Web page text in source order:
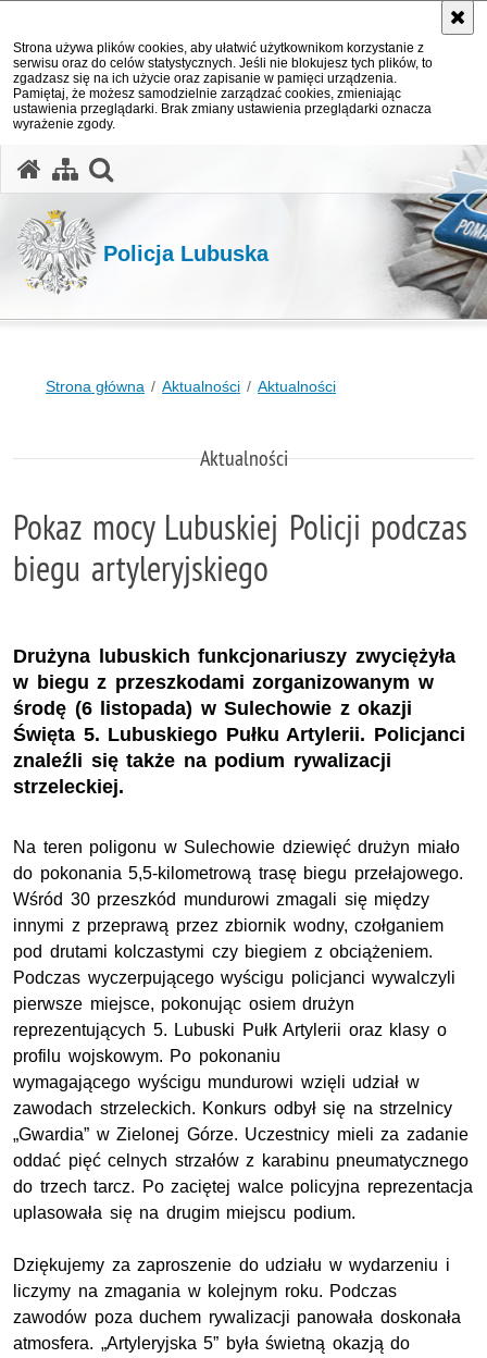
Strona używa plików cookies, aby ułatwić użytkownikom korzystanie z
serwisu oraz do celów statystycznych. Jeśli nie blokujesz tych plików, to
zgadzasz się na ich użycie oraz zapisanie w pamięci urządzenia.
Pamiętaj, że możesz samodzielnie zarządzać cookies, zmieniając
ustawienia przeglądarki. Brak zmiany ustawienia przeglądarki oznacza
wyrażenie zgody.
Policja Lubuska
Strona główna Aktualności Aktualności
Aktualności
Pokaz mocy Lubuskiej Policji podczas
biegu artyleryjskiego
Drużyna lubuskich funkcjonariuszy zwyciężyła
w biegu z przeszkodami zorganizowanym w
środę (6 listopada) w Sulechowie z okazji
Święta 5. Lubuskiego Pułku Artylerii. Policjanci
znaleźli się także na podium rywalizacji
strzeleckiej.
Na teren poligonu w Sulechowie dziewięć drużyn miało
do pokonania 5,5-kilometrową trasę biegu przełajowego.
Wśród 30 przeszkód mundurowi zmagali się między
innymi z przeprawą przez zbiornik wodny, czołganiem
pod drutami kolczastymi czy biegiem z obciążeniem.
Podczas wyczerpującego wyścigu policjanci wywalczyli
pierwsze miejsce, pokonując osiem drużyn
reprezentujących 5. Lubuski Pułk Artylerii oraz klasy o
profilu wojskowym. Po pokonaniu
wymagającego wyścigu mundurowi wzięli udział w
zawodach strzeleckich. Konkurs odbył się na strzelnicy
„Gwardia” w Zielonej Górze. Uczestnicy mieli za zadanie
oddać pięć celnych strzałów z karabinu pneumatycznego
do trzech tarcz. Po zaciętej walce policyjna reprezentacja
uplasowała się na drugim miejscu podium.
Dziękujemy za zaproszenie do udziału w wydarzeniu i
liczymy na zmagania w kolejnym roku. Podczas
zawodów poza duchem rywalizacji panowała doskonała
atmosfera. „Artyleryjska 5” była świetną okazją do